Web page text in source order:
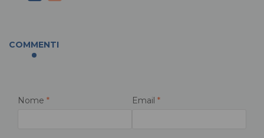
COMMENTI
Nome * Email *